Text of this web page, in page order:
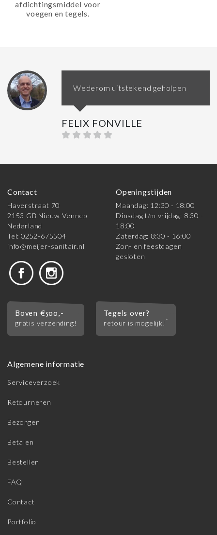
afdichtingsmiddel voor
voegen en tegels.
Wederom uitstekend geholpen
FELIX FONVILLE
Contact
Haverstraat 70
2153 GB Nieuw-Vennep
Nederland
Tel: 0252-675504
info@meijer-sanitair.nl
Openingstijden
Maandag: 12:30 - 18:00
Dinsdag t/m vrijdag: 8:30 -
18:00
Zaterdag: 8:30 - 16:00
Zon- en feestdagen
gesloten
Boven €500,-
gratis verzending!
Tegels over?
retour is mogelijk! *
Algemene informatie
Serviceverzoek
Retourneren
Bezorgen
Betalen
Bestellen
FAQ
Contact
Portfolio